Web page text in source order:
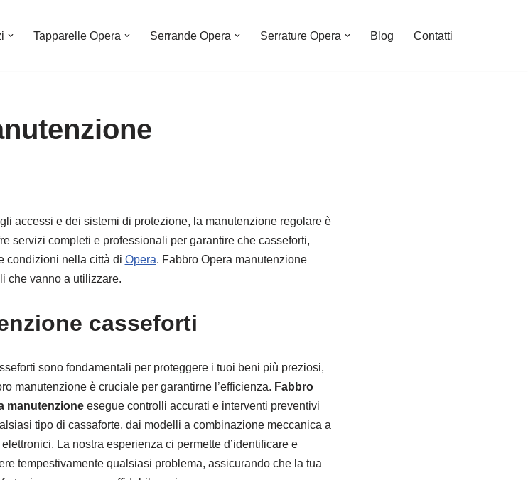
Tapparelle Opera Serrande Opera Serrature Opera Blog Contatti
accessi e dei sistemi di protezione, la manutenzione regolare è
servizi completi e professionali per garantire che casseforti,
condizioni nella città di Opera. Fabbro Opera manutenzione
che vanno a utilizzare.
casseforti
sono fondamentali per proteggere i tuoi beni più preziosi,
manutenzione è cruciale per garantirne l’efficienza. Fabbro
manutenzioneesegue controlli accurati e interventi preventivi
tipo di cassaforte, dai modelli a combinazione meccanica a
La nostra esperienza ci permette d’identificare e
tempestivamente qualsiasi problema, assicurando che la tua